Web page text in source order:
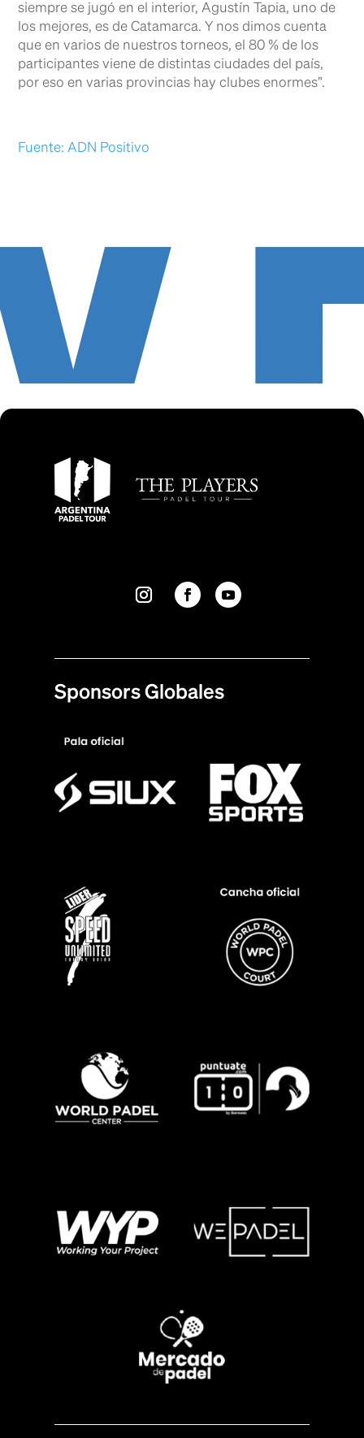
siempre se jugó en el interior, Agustín Tapia, uno de
los mejores, es de Catamarca. Y nos dimos cuenta
que en varios de nuestros torneos, el 80 % de los
participantes viene de distintas ciudades del país,
por eso en varias provincias hay clubes enormes”.
Fuente: ADN Positivo
Sponsors Globales